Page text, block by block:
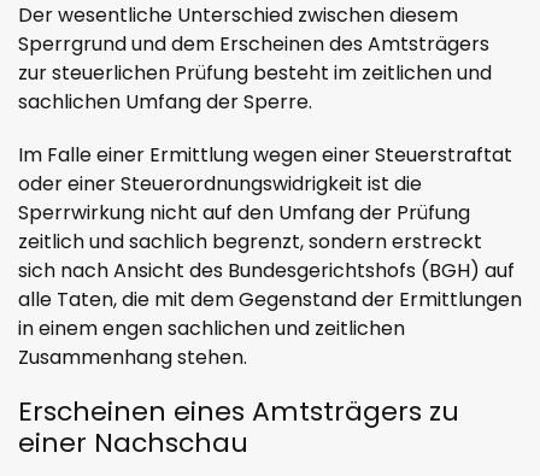
Der wesentliche Unterschied zwischen diesem
Sperrgrund und dem Erscheinen des Amtsträgers
zur steuerlichen Prüfung besteht im zeitlichen und
sachlichen Umfang der Sperre.
Im Falle einer Ermittlung wegen einer Steuerstraftat
oder einer Steuerordnungswidrigkeit ist die
Sperrwirkung nicht auf den Umfang der Prüfung
zeitlich und sachlich begrenzt, sondern erstreckt
sich nach Ansicht des Bundesgerichtshofs (BGH) auf
alle Taten, die mit dem Gegenstand der Ermittlungen
in einem engen sachlichen und zeitlichen
Zusammenhang stehen.
Erscheinen eines Amtsträgers zu
einer Nachschau